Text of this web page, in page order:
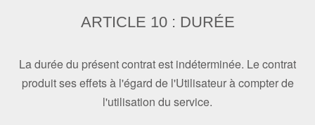
ARTICLE 10 : DURÉE
La durée du présent contrat est indéterminée. Le contrat
produit ses effets à l'égard de l'Utilisateur à compter de
l'utilisation du service.